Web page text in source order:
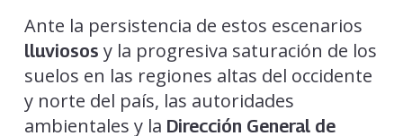
Ante la persistencia de estos escenarios
lluviosos y la progresiva saturación de los
suelos en las regiones altas del occidente
y norte del país, las autoridades
ambientales y la Dirección General de